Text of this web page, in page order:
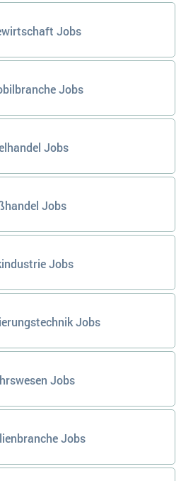
Jobs
Jobs
Jobs
Jobs
Jobs
Jobs
Jobs
Jobs